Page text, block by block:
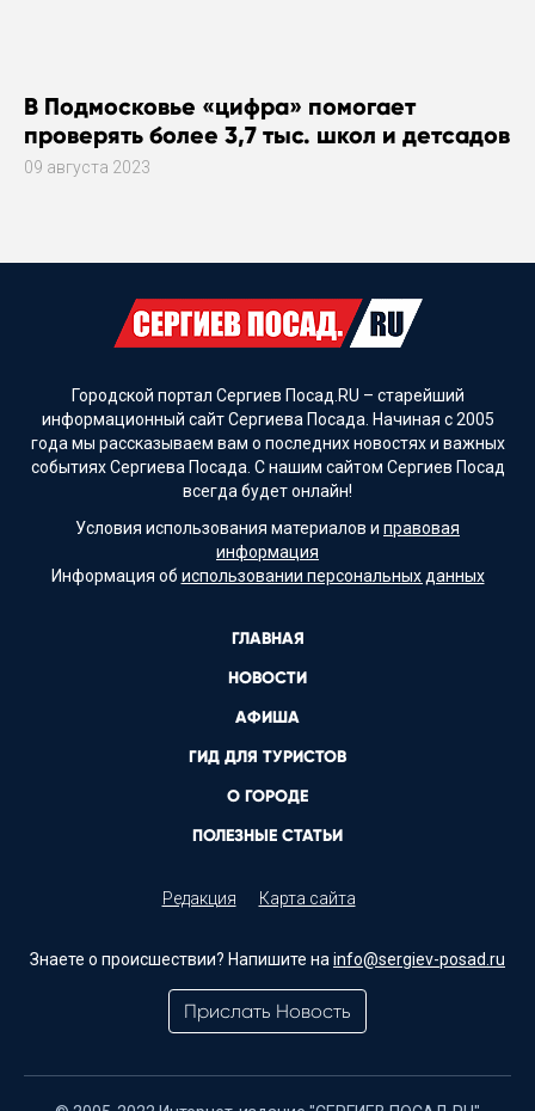
В Подмосковье «цифра» помогает
проверять более 3,7 тыс. школ и детсадов
09 августа 2023
Городской портал Сергиев Посад.RU – старейший
информационный сайт Сергиева Посада. Начиная с 2005
года мы рассказываем вам о последних новостях и важных
событиях Сергиева Посада. С нашим сайтом Сергиев Посад
всегда будет онлайн!
Условия использования материалов и правовая
информация
Информация об использовании персональных данных
ГЛАВНАЯ
НОВОСТИ
АФИША
ГИД ДЛЯ ТУРИСТОВ
О ГОРОДЕ
ПОЛЕЗНЫЕ СТАТЬИ
Редакция Карта сайта
Знаете о происшествии? Напишите на info@sergiev-posad.ru
Прислать Новость